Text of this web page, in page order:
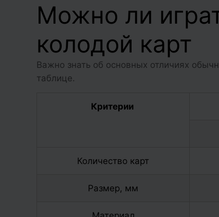
Можно ли
колодой карт
Важно знать об основных отличиях
таблице.
Критерии
Количество карт
Размер, мм